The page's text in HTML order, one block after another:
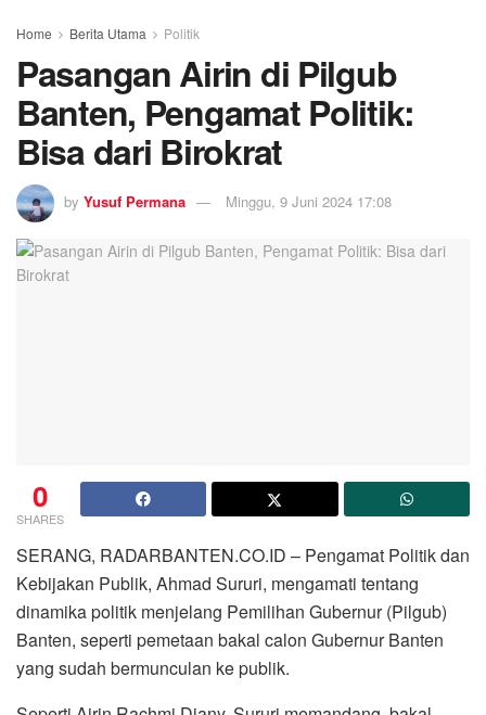
Home Berita Utama Politik
Pasangan Airin di Pilgub
Banten, Pengamat Politik:
Bisa dari Birokrat
by Yusuf Permana Minggu, 9 Juni 2024 17:08
0
SHARES
SERANG, RADARBANTEN.CO.ID – Pengamat Politik dan
Kebijakan Publik, Ahmad Sururi, mengamati tentang
dinamika politik menjelang Pemilihan Gubernur (Pilgub)
Banten, seperti pemetaan bakal calon Gubernur Banten
yang sudah bermunculan ke publik.